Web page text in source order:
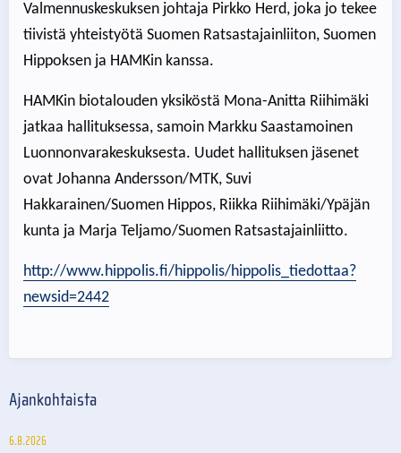
Valmennuskeskuksen johtaja Pirkko Herd, joka jo tekee
tiivistä yhteistyötä Suomen Ratsastajainliiton, Suomen
Hippoksen ja HAMKin kanssa.
HAMKin biotalouden yksiköstä Mona-Anitta Riihimäki
jatkaa hallituksessa, samoin Markku Saastamoinen
Luonnonvarakeskuksesta. Uudet hallituksen jäsenet
ovat Johanna Andersson/MTK, Suvi
Hakkarainen/Suomen Hippos, Riikka Riihimäki/Ypäjän
kunta ja Marja Teljamo/Suomen Ratsastajainliitto.
http://www.hippolis.fi/hippolis/hippolis_tiedottaa?
newsid=2442
Ajankohtaista
6.8.2026